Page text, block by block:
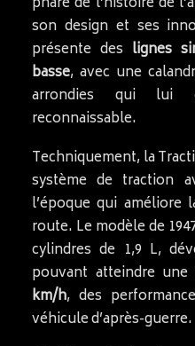
son design et ses
présente des lignes
basse, avec une
arrondies qui lui
reconnaissable.
Techniquement, la
système de traction
l’époque qui
route. Le modèle de
cylindres de 1,9 L,
pouvant atteindre
km/h, des
véhicule d’après-guerre.